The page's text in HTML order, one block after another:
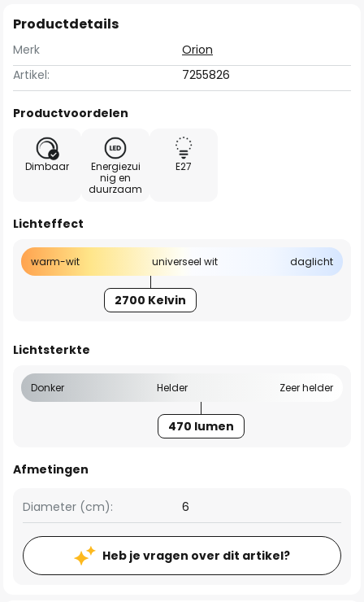
Productdetails
Merk
Orion
Artikel:
7255826
Productvoordelen
Dimbaar
Energiezui
nig en
duurzaam
E27
Lichteffect
warm-wit universeel wit daglicht
2700 Kelvin
Lichtsterkte
Donker Helder Zeer helder
470 lumen
Afmetingen
Diameter (cm): 6
Heb je vragen over dit artikel?